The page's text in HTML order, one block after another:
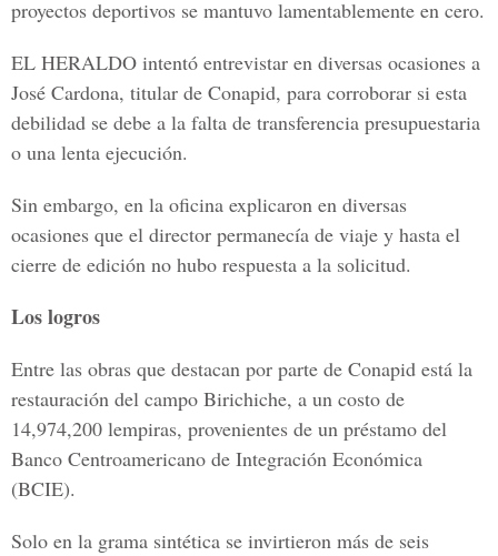
proyectos deportivos se mantuvo lamentablemente en cero.
EL HERALDO intentó entrevistar en diversas ocasiones a
José Cardona, titular de Conapid, para corroborar si esta
debilidad se debe a la falta de transferencia presupuestaria
o una lenta ejecución.
Sin embargo, en la oficina explicaron en diversas
ocasiones que el director permanecía de viaje y hasta el
cierre de edición no hubo respuesta a la solicitud.
Los logros
Entre las obras que destacan por parte de Conapid está la
restauración del campo Birichiche, a un costo de
14,974,200 lempiras, provenientes de un préstamo del
Banco Centroamericano de Integración Económica
(BCIE).
Solo en la grama sintética se invirtieron más de seis